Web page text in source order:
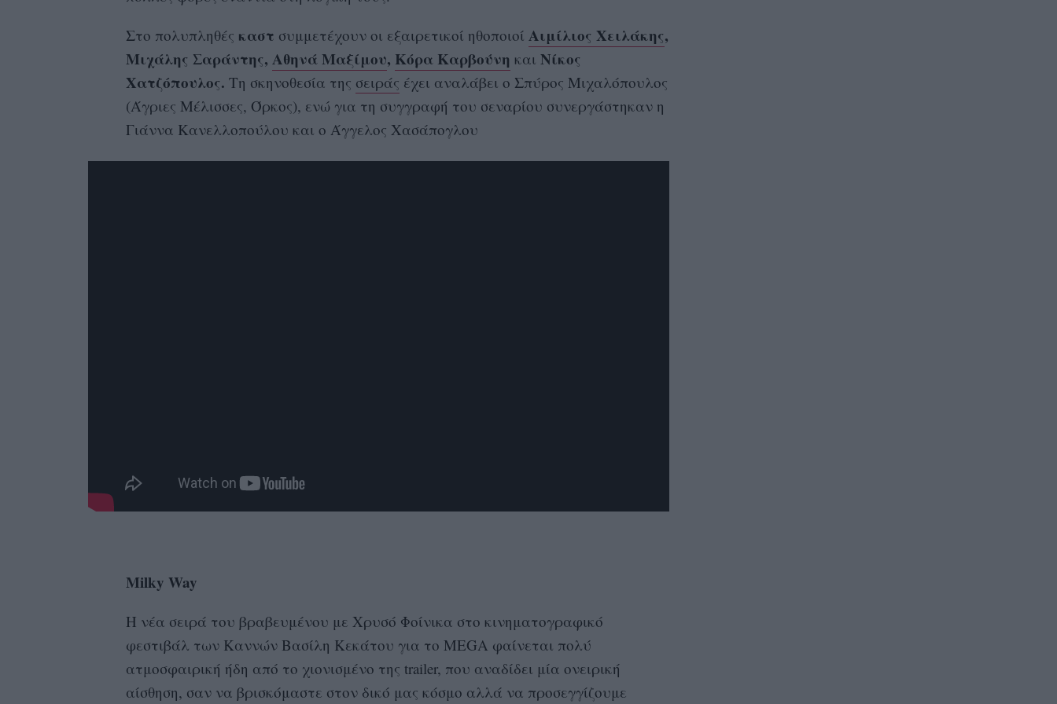
Στο πολυπληθές καστ συμμετέχουν οι εξαιρετικοί ηθοποιοί Αιμίλιος Χειλάκης,
Μιχάλης Σαράντης, Αθηνά Μαξίμου, Κόρα Καρβούνη και Νίκος
Χατζόπουλος. Τη σκηνοθεσία της σειράς έχει αναλάβει ο Σπύρος Μιχαλόπουλος
(Άγριες Μέλισσες, Όρκος), ενώ για τη συγγραφή του σεναρίου συνεργάστηκαν η
Γιάννα Κανελλοπούλου και ο Άγγελος Χασάπογλου
Milky Way
H νέα σειρά του βραβευμένου με Χρυσό Φοίνικα στο κινηματογραφικό
φεστιβάλ των Καννών Βασίλη Κεκάτου για το MEGA φαίνεται πολύ
ατμοσφαιρική ήδη από το χιονισμένο της trailer, που αναδίδει μία ονειρική
αίσθηση, σαν να βρισκόμαστε στον δικό μας κόσμο αλλά να προσεγγίζουμε